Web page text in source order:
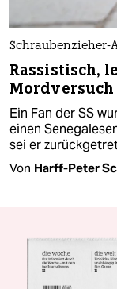
Schraubenzieher-
Rassistisch,
Mordversuch
Ein Fan der SS
einen
sei er
Von Harff-Peter